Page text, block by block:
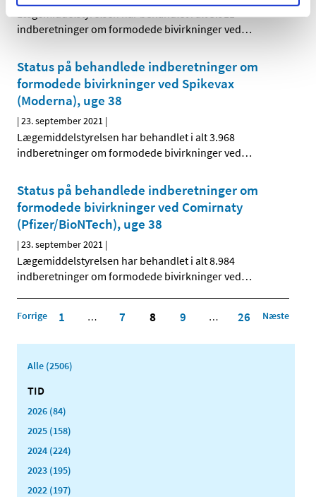
Lægemiddelstyrelsen har behandlet i alt 3.911
indberetninger om formodede bivirkninger ved…
Status på behandlede indberetninger om
formodede bivirkninger ved Spikevax
(Moderna), uge 38
|23. september 2021 |
Lægemiddelstyrelsen har behandlet i alt 3.968
indberetninger om formodede bivirkninger ved…
Status på behandlede indberetninger om
formodede bivirkninger ved Comirnaty
(Pfizer/BioNTech), uge 38
|23. september 2021 |
Lægemiddelstyrelsen har behandlet i alt 8.984
indberetninger om formodede bivirkninger ved…
Forrige 1 … 7 8 9 … 26 Næste
Alle (2506)
TID
2026 (84)
2025 (158)
2024 (224)
2023 (195)
2022 (197)